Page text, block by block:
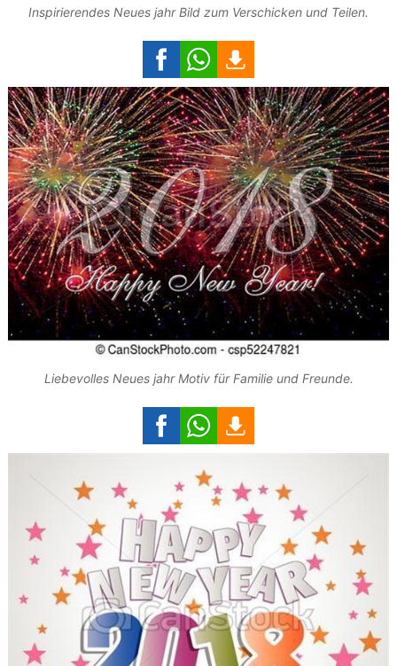
Inspirierendes Neues jahr Bild zum Verschicken und Teilen.
Liebevolles Neues jahr Motiv für Familie und Freunde.